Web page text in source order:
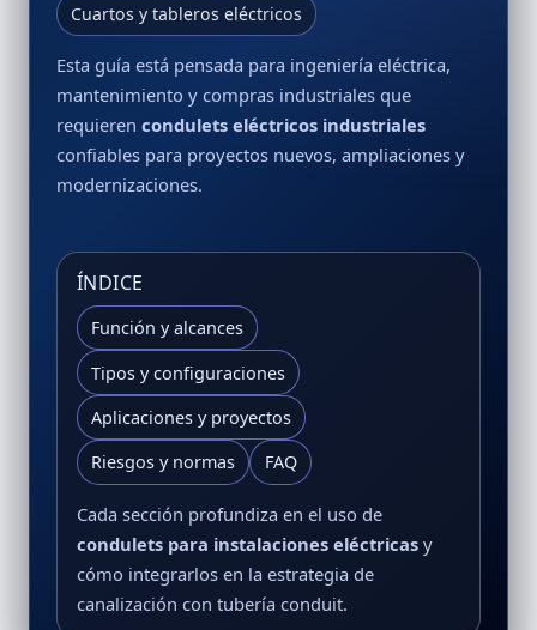
Cuartos y tableros eléctricos
Esta guía está pensada para ingeniería eléctrica,
mantenimiento y compras industriales que
requieren condulets eléctricos industriales
confiables para proyectos nuevos, ampliaciones y
modernizaciones.
ÍNDICE
Función y alcances
Tipos y configuraciones
Aplicaciones y proyectos
Riesgos y normas
FAQ
Cada sección profundiza en el uso de
condulets para instalaciones eléctricas y
cómo integrarlos en la estrategia de
canalización con tubería conduit.